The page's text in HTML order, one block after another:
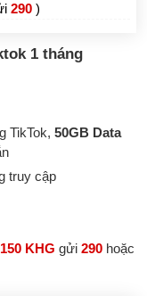
290 )
1 tháng
TikTok,50GB Data
truy cập
KHG gửi290 hoặc